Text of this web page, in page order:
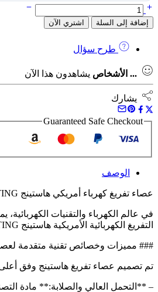
كمية
567-
4عصاء تفريغ 1.25 كهرباء امريكي هاستينج HASTING
إضافة إلى السلة اشتري الآن
طرح سؤال
... الأشخاص يشاهدون هذا الآن
يشارك
Guaranteed Safe Checkout
الوصف
عصاء تفريغ كهرباء أمريكي هاستينج HASTING موديل 567-4 بحجم 1.25: الحل الأمثل لأداء كهربائي متميز وآمن
في عالم الكهرباء والتقنيات
التفريغ الكهربائية الأمريكية هاستينج HASTING موديل 567-4 بحجم 1.25، كخيار مثالي يجمع بين القوة والمتانة والتقنيات الحديثة، مما يجعلها ركيزة أساسية لأي نظام كهربائي يحتاج إلى تفريغ آمن وموثوق.
### مميزات وخصائص تقنية متقدمة لعصاء
تم تصميم عصاء تفريغ هاستينج وفق أعلى
– **التحمل العالي والصلابة:** مادة